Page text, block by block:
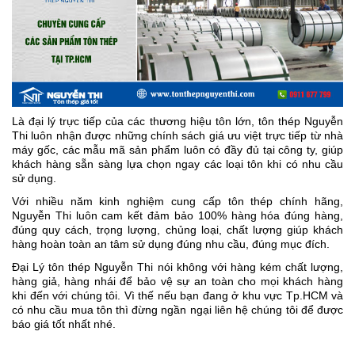
Là đại lý trực tiếp của các thương hiệu tôn lớn, tôn thép Nguyễn
Thi luôn nhận được những chính sách giá ưu việt trực tiếp từ nhà
máy gốc, các mẫu mã sản phẩm luôn có đầy đủ tại công ty, giúp
khách hàng sẵn sàng lựa chọn ngay các loại tôn khi có nhu cầu
sử dụng.
Với nhiều năm kinh nghiệm cung cấp tôn thép chính hãng,
Nguyễn Thi luôn cam kết đảm bảo 100% hàng hóa đúng hàng,
đúng quy cách, trọng lượng, chủng loại, chất lượng giúp khách
hàng hoàn toàn an tâm sử dụng đúng nhu cầu, đúng mục đích.
Đại Lý tôn thép Nguyễn Thi nói không với hàng kém chất lượng,
hàng giả, hàng nhái để bảo vệ sự an toàn cho mọi khách hàng
khi đến với chúng tôi. Vì thế nếu bạn đang ở khu vực Tp.HCM và
có nhu cầu mua tôn thì đừng ngần ngại liên hệ chúng tôi để được
báo giá tốt nhất nhé.